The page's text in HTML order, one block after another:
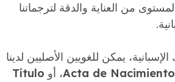
من العناية والدقة لترجماتنا
يمكن للغويين الأصليين لدينا
Acta de Nacimiento، أو Título